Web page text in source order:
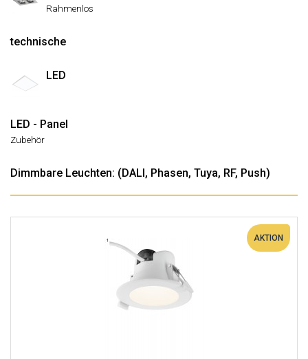
Rahmenlos
technische
LED
LED - Panel
Zubehör
Dimmbare Leuchten: (DALI, Phasen, Tuya, RF, Push)
AKTION